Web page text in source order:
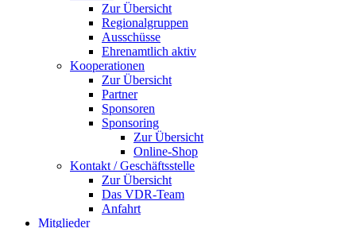
Zur Übersicht
Regionalgruppen
Ausschüsse
Ehrenamtlich aktiv
Kooperationen
Zur Übersicht
Partner
Sponsoren
Sponsoring
Zur Übersicht
Online-Shop
Kontakt / Geschäftsstelle
Zur Übersicht
Das VDR-Team
Anfahrt
Mitglieder